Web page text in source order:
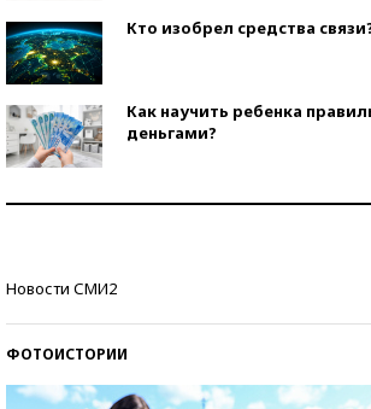
Кто изобрел средства
Как научить ребенка
деньгами?
Новости СМИ2
ФОТОИСТОРИИ